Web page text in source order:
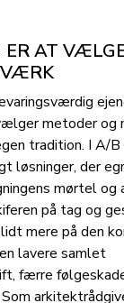
ER AT
metoder og
tradition. I A/B
løsninger, der
mørtel og
på tag og
mere på den
lavere samlet
færre